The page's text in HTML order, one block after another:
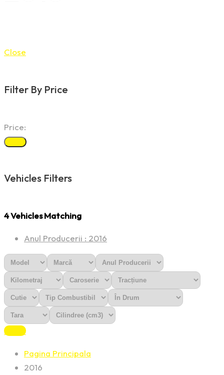
Close
Filter By Price
Price:
Vehicles Filters
4Vehicles Matching
Anul Producerii : 2016
Reset
Pagina Principala
2016